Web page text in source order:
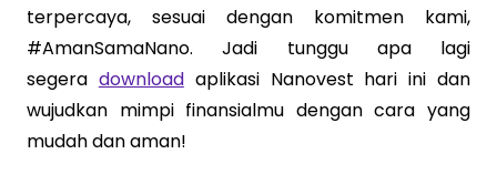
terpercaya, sesuai dengan komitmen kami,
#AmanSamaNano. Jadi tunggu apa lagi
segera downloadaplikasi Nanovest hari ini dan
wujudkan mimpi finansialmu dengan cara yang
mudah dan aman!